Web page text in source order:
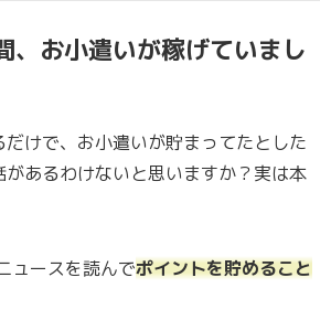
、お小遣いが稼げていまし
けで、お小遣いが貯まってたとした
があるわけないと思いますか？実は本
ュースを読んでポイントを貯めること